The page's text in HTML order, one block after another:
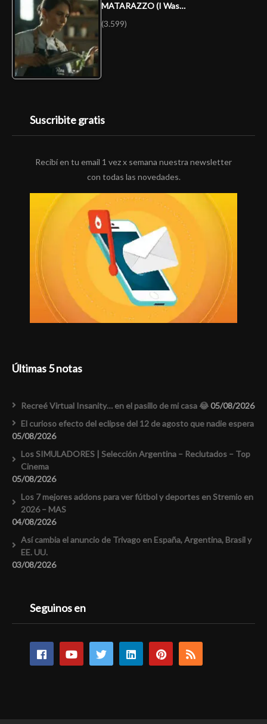
MATARAZZO (I Was…
(3.599)
Suscribite gratis
Recibí en tu email 1 vez x semana nuestra newsletter
con todas las novedades.
Últimas 5 notas
Recreé Virtual Insanity… en el pasillo de mi casa 😂05/08/2026
El curioso efecto del eclipse del 12 de agosto que nadie espera
05/08/2026
Los SIMULADORES | Selección Argentina – Reclutados – Top
Cinema
05/08/2026
Los 7 mejores addons para ver fútbol y deportes en Stremio en
2026 – MAS
04/08/2026
Así cambia el anuncio de Trivago en España, Argentina, Brasil y
EE. UU.
03/08/2026
Seguinos en